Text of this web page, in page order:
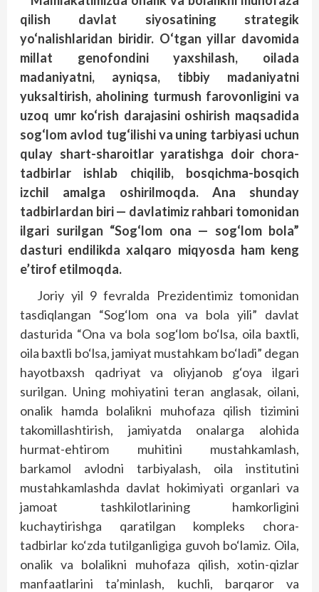
qilish davlat siyosatining strategik
yo‘nalishlaridan biridir. O‘tgan yillar davomida
millat genofondini yaxshilash, oilada
madaniyatni, ayniqsa, tibbiy madaniyatni
yuksaltirish, aholining turmush farovonligini va
uzoq umr ko‘rish darajasini oshirish maqsadida
sog‘lom avlod tug‘ilishi va uning tarbiyasi uchun
qulay shart-sharoitlar yaratishga doir chora-
tadbirlar ishlab chiqilib, bosqichma-bosqich
izchil amalga oshirilmoqda. Ana shunday
tadbirlardan biri — davlatimiz rahbari tomonidan
ilgari surilgan “Sog‘lom ona — sog‘lom bola”
dasturi endilikda xalqaro miqyosda ham keng
e’tirof etilmoqda.
Joriy yil 9 fevralda Prezidentimiz tomonidan
tasdiqlangan “Sog‘lom ona va bola yili” davlat
dasturida “Ona va bola sog‘lom bo‘lsa, oila baxtli,
oila baxtli bo‘lsa, jamiyat mustahkam bo‘ladi” degan
hayotbaxsh qadriyat va oliyjanob g‘oya ilgari
surilgan. Uning mohiyatini teran anglasak, oilani,
onalik hamda bolalikni muhofaza qilish tizimini
takomillashtirish, jamiyatda onalarga alohida
hurmat-ehtirom muhitini mustahkamlash,
barkamol avlodni tarbiyalash, oila institutini
mustahkamlashda davlat hokimiyati organlari va
jamoat tashkilotlarining hamkorligini
kuchaytirishga qaratilgan kompleks chora-
tadbirlar ko‘zda tutilganligiga guvoh bo‘lamiz. Oila,
onalik va bolalikni muhofaza qilish, xotin-qizlar
manfaatlarini ta’minlash, kuchli, barqaror va